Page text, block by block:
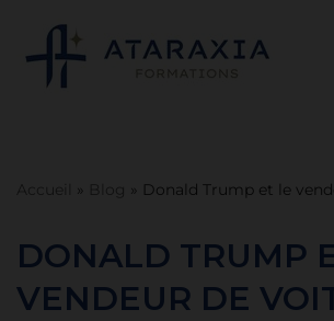
Aller
» » Donald Trump et le
DONALD TRUMP
VENDEUR DE